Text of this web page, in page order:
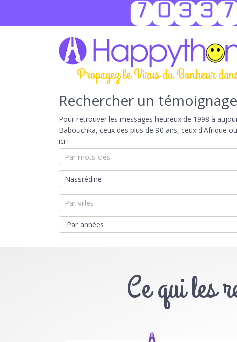
Propagez le Virus du Bonheur
Rechercher un témoignage
Pour retrouver les messages heureux de 1998 à
Babouchka, ceux des plus de 90 ans, ceux d'Afrique
ici !
Ce qui les